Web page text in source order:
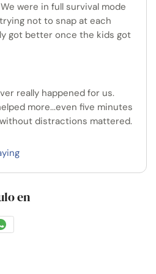
were in full survival mode
not to snap at each
got better once the kids got
really happened for us.
more...even five minutes
distractions mattered.
en
Compartir